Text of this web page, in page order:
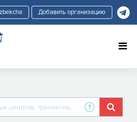
Добавить организацию